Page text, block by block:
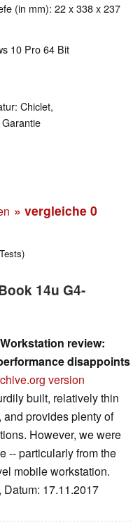
(in mm): 22 x 338 x 237
10 Pro 64 Bit
Chiclet,
» vergleiche 0
Tests)
14u G4-
review:
disappoints
version
built, relatively thin
provides plenty of
However, we were
-- particularly from the
mobile workstation.
17.11.2017